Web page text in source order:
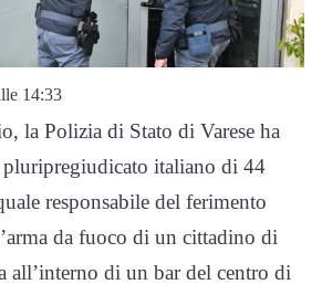
14:33
la Polizia di Stato di Varese ha
pluripregiudicato italiano di 44
responsabile del ferimento
da fuoco di un cittadino di
all’interno di un bar del centro di